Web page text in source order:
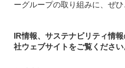
ーグループの取り組みに、ぜひ
IR情報、サステナビリティ情
社ウェブサイトをご覧ください